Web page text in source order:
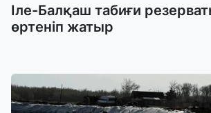
Іле-Балқаш табиғи
өртеніп жатыр